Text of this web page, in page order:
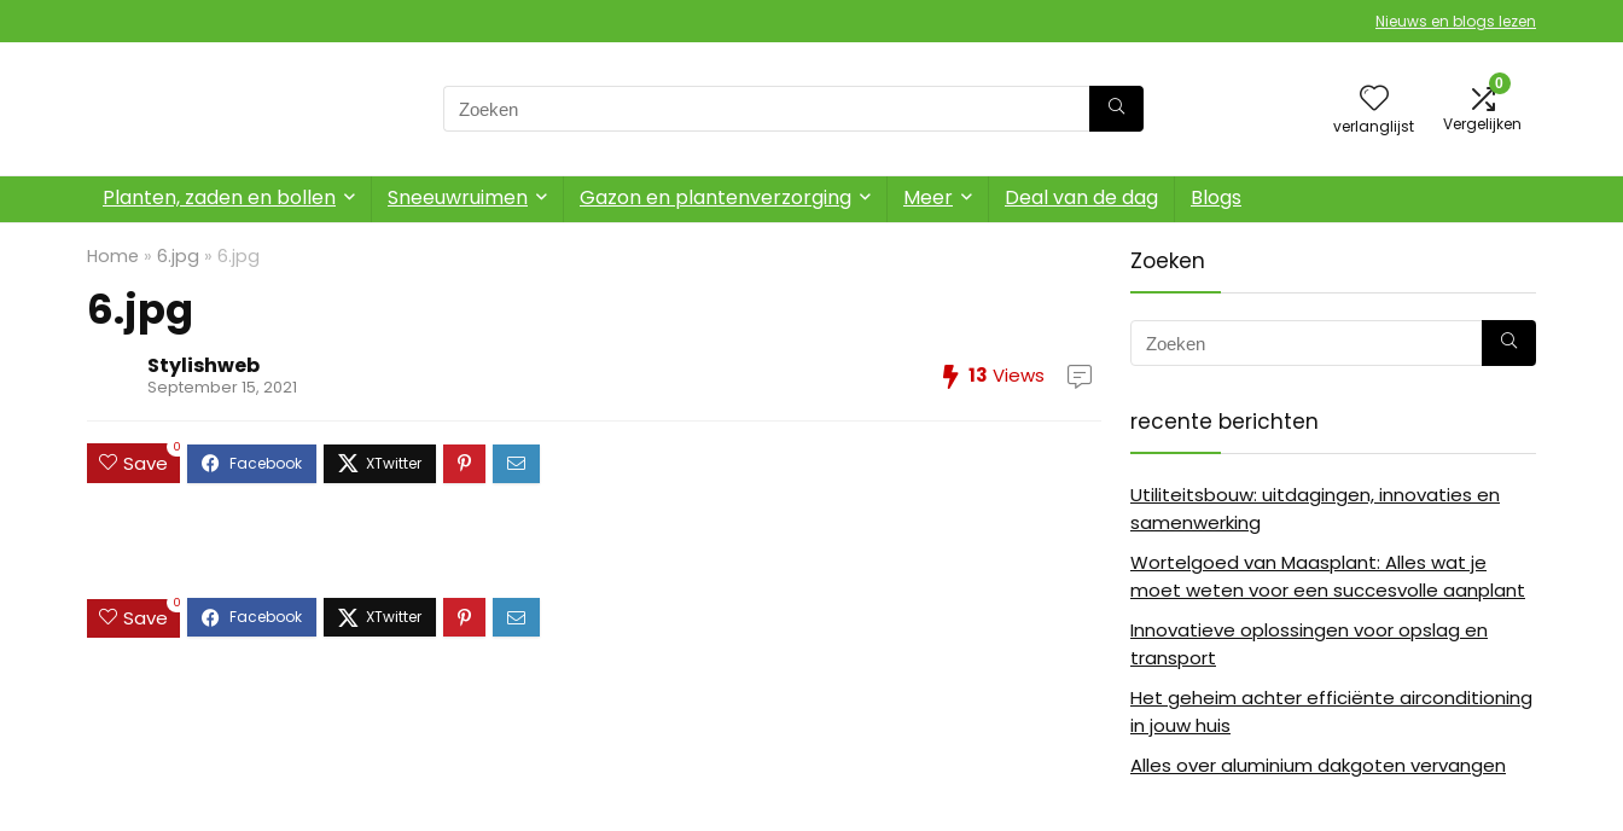
Nieuws en blogs lezen
Search
for:
verlanglijst
0
Vergelijken
Planten, zaden en bollen Sneeuwruimen Gazon en plantenverzorging Meer Deal van de dag Blogs
Home » 6.jpg » 6.jpg
6.jpg
Stylishweb
September 15, 2021 13 Views
Save
0
Save
0
Zoeken
recente berichten
Utiliteitsbouw: uitdagingen, innovaties en
samenwerking
Wortelgoed van Maasplant: Alles wat je
moet weten voor een succesvolle aanplant
Innovatieve oplossingen voor opslag en
transport
Het geheim achter efficiënte airconditioning
in jouw huis
Alles over aluminium dakgoten vervangen